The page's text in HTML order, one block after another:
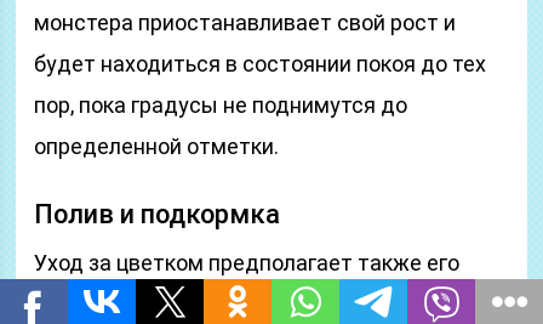
монстера приостанавливает свой рост и
будет находиться в состоянии покоя до тех
пор, пока градусы не поднимутся до
определенной отметки.
Полив и подкормка
Уход за цветком предполагает также его
полив и подкормку. Растение предпочитает